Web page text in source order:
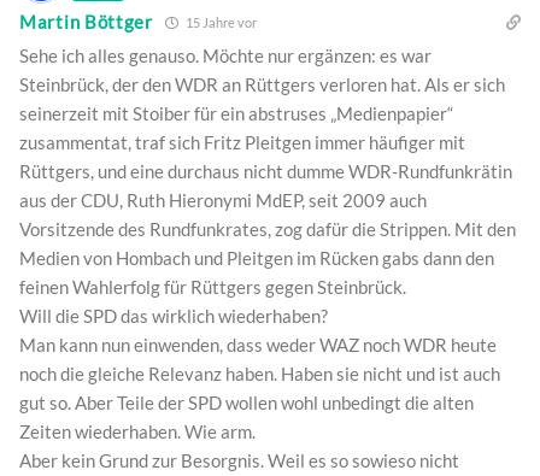
Martin Böttger 15 Jahre vor
Sehe ich alles genauso. Möchte nur ergänzen: es war
Steinbrück, der den WDR an Rüttgers verloren hat. Als er sich
seinerzeit mit Stoiber für ein abstruses „Medienpapier“
zusammentat, traf sich Fritz Pleitgen immer häufiger mit
Rüttgers, und eine durchaus nicht dumme WDR-Rundfunkrätin
aus der CDU, Ruth Hieronymi MdEP, seit 2009 auch
Vorsitzende des Rundfunkrates, zog dafür die Strippen. Mit den
Medien von Hombach und Pleitgen im Rücken gabs dann den
feinen Wahlerfolg für Rüttgers gegen Steinbrück.
Will die SPD das wirklich wiederhaben?
Man kann nun einwenden, dass weder WAZ noch WDR heute
noch die gleiche Relevanz haben. Haben sie nicht und ist auch
gut so. Aber Teile der SPD wollen wohl unbedingt die alten
Zeiten wiederhaben. Wie arm.
Aber kein Grund zur Besorgnis. Weil es so sowieso nicht